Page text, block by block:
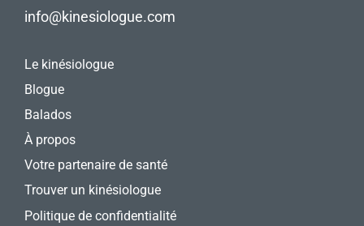
info@kinesiologue.com
Le kinésiologue
Blogue
Balados
À propos
Votre partenaire de santé
Trouver un kinésiologue
Politique de confidentialité